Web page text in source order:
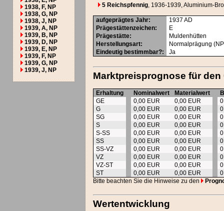
1938, F, NP
1938, G, NP
1938, J, NP
1939, A, NP
1939, B, NP
1939, D, NP
1939, E, NP
1939, F, NP
1939, G, NP
1939, J, NP
5 Reichspfennig, 1936-1939, Aluminium-
aufgeprägtes Jahr: 1937AD
Prägestättenzeichen:
E
Prägestätte:
Muldenhütten
Herstellungsart:
Normalprägung
Eindeutig bestimmbar?: Ja
Marktpreisprognose für den
Erhaltung Nominalwert Materialwert
GE
0,00 EUR 0,00 EUR
G
0,00 EUR 0,00 EUR
SG
0,00 EUR 0,00 EUR
S
0,00 EUR 0,00 EUR
S-SS
0,00 EUR 0,00 EUR
SS
0,00 EUR 0,00 EUR
SS-VZ
0,00 EUR 0,00 EUR
VZ
0,00 EUR 0,00 EUR
VZ-ST
0,00 EUR 0,00 EUR
ST
0,00 EUR 0,00 EUR
Bitte beachten Sie die Hinweise zu den
Wertentwicklung